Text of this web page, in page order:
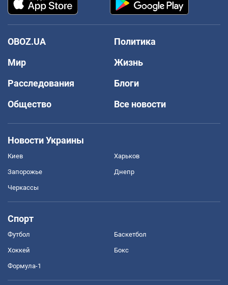
OBOZ.UA
Политика
Мир
Жизнь
Расследования
Блоги
Общество
Все новости
Новости Украины
Киев Харьков
Запорожье Днепр
Черкассы
Спорт
Футбол Баскетбол
Хоккей Бокс
Формула-1